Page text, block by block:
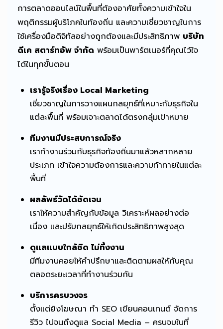
การตลาดออนไลน์ในพื้นที่ต้องอาศัยทั้งความเข้าใจใน
พฤติกรรมผู้บริโภคในท้องถิ่น และความเชี่ยวชาญในการ
ใช้เครื่องมือดิจิทัลอย่างถูกต้องและมีประสิทธิภาพ บริษัท
ดีเค สตาร์ทอัพ จำกัด พร้อมเป็นพาร์ตเนอร์ที่คุณไว้ใจ
ได้ในทุกขั้นตอน
เรารู้จริงเรื่อง Local Marketing
เชี่ยวชาญในการวางแผนกลยุทธ์ที่เหมาะกับธุรกิจใน
แต่ละพื้นที่ พร้อมเจาะตลาดได้ตรงกลุ่มเป้าหมาย
ทีมงานมีประสบการณ์จริง
เราทำงานร่วมกับธุรกิจท้องถิ่นมาแล้วหลากหลาย
ประเภท เข้าใจความต้องการและความท้าทายในแต่ละ
พื้นที่
ผลลัพธ์วัดได้ชัดเจน
เราให้ความสำคัญกับข้อมูล วิเคราะห์ผลอย่างต่อ
เนื่อง และปรับกลยุทธ์ให้เกิดประสิทธิภาพสูงสุด
ดูแลแบบใกล้ชิด ไม่ทิ้งงาน
มีทีมงานคอยให้คำปรึกษาและติดตามผลให้กับคุณ
ตลอดระยะเวลาที่ทำงานร่วมกัน
บริการครบวงจร
ตั้งแต่ยิงโฆษณา ทำ SEO เขียนคอนเทนต์ จัดการ
รีวิว ไปจนถึงดูแล Social Media – ครบจบในที่